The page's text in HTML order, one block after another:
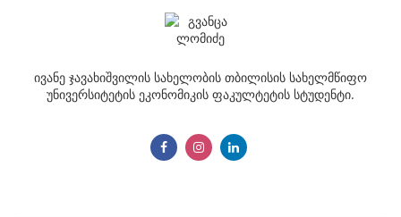
ივანე ჯავახიშვილის სახელობის თბილისის სახელმწიფო
უნივერსიტეტის ეკონომიკის ფაკულტეტის სტუდენტი.